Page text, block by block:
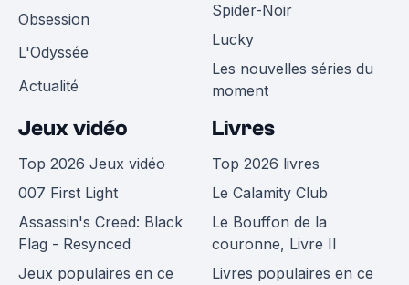
Obsession
L'Odyssée
Actualité
Spider-Noir
Lucky
Les nouvelles séries du
moment
Jeux vidéo
Top 2026 Jeux vidéo
007 First Light
Assassin's Creed: Black
Flag - Resynced
Jeux populaires en ce
Livres
Top 2026 livres
Le Calamity Club
Le Bouffon de la
couronne, Livre II
Livres populaires en ce